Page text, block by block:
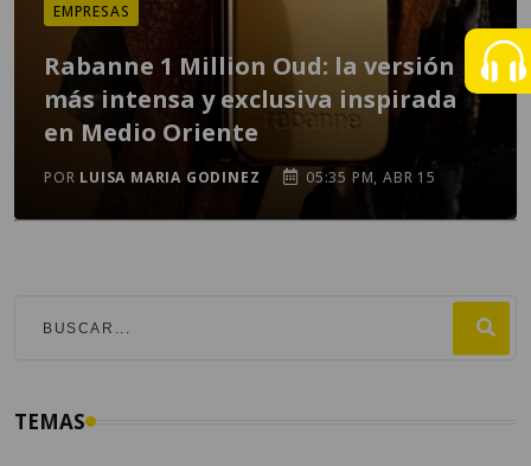
EMPRESAS
Rabanne 1 Million Oud: la versión
más intensa y exclusiva inspirada
en Medio Oriente
POR LUISA MARIA GODINEZ 05:35 PM, ABR 15
TEMAS